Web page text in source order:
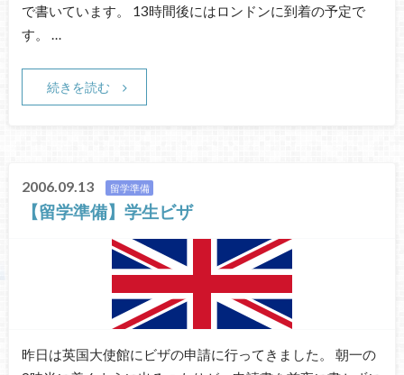
で書いています。 13時間後にはロンドンに到着の予定で
す。 …
続きを読む
2006.09.13 留学準備
【留学準備】学生ビザ
昨日は英国大使館にビザの申請に行ってきました。 朝一の